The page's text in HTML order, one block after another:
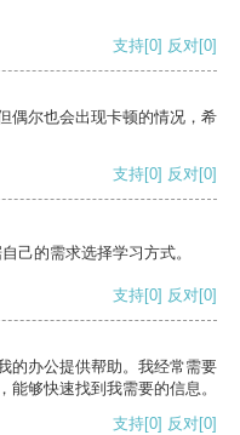
支持[0] 反对[0]
偶尔也会出现卡顿的情况，希
支持[0] 反对[0]
己的需求选择学习方式。
支持[0] 反对[0]
的办公提供帮助。我经常需要
够快速找到我需要的信息。
支持[0] 反对[0]